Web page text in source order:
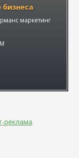
бизнеса
маркетинг
реклама.